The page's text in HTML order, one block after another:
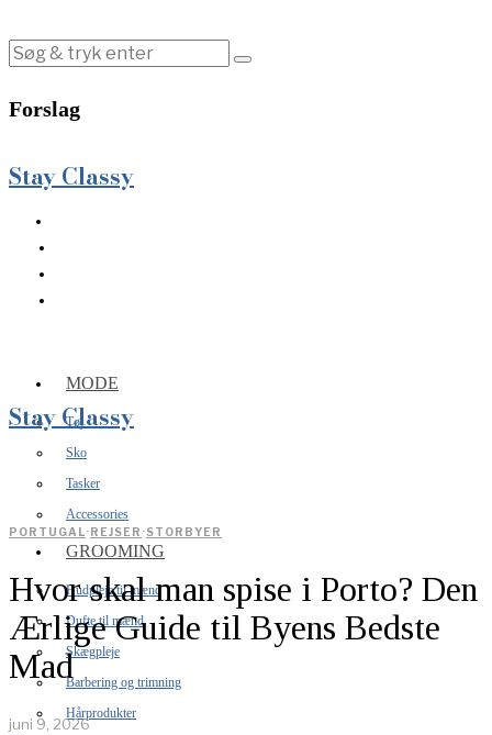
Forslag
Stay Classy
MODE
Tøj
Sko
Tasker
Accessories
GROOMING
Hudpleje til mænd
Dufte til mænd
Skægpleje
Barbering og trimning
Hårprodukter
Stay Classy
PORTUGAL·REJSER ·STORBYER
Hvor skal man spise i Porto? Den
Ærlige Guide til Byens Bedste
Mad
juni 9, 2026